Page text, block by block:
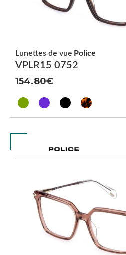
VPLR15 0752
Lunettes de vue Police
154.80